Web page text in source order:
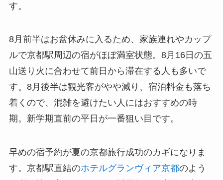
す。
8月前半はお盆休みに入るため、家族連れやカップ
ルで京都駅周辺の宿がほぼ満室状態。8月16日の五
山送り火に合わせて前日から滞在する人も多いで
す。8月後半は観光客がやや減り、宿泊料金も落ち
着くので、混雑を避けたい人にはおすすめの時
期。新学期直前の平日が一番狙い目です。
早めの宿予約が夏の京都旅行成功のカギになりま
す。京都駅直結のホテルグランヴィア京都のよう